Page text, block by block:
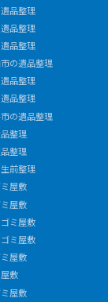
品整理
品整理
品整理
の遺品整理
品整理
品整理
の遺品整理
整理
整理
前整理
屋敷
屋敷
ミ屋敷
ミ屋敷
屋敷
敷
屋敷